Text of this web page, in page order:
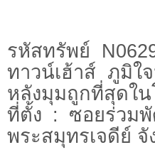
รหัสทรัพย์
ทาวน์เฮ้าส์ ภูมิใ
หลังมุมถูกที่สุดใน
ที่ตั้ง : ซอยร่วมพั
พระสมุทรเจดีย์